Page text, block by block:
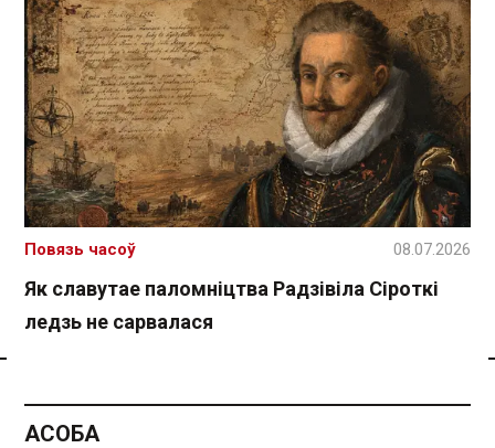
Як славутае паломніцтва Радзівіла Сіроткі
ледзь не сарвалася
Повязь часоў 08.07.2026
АСОБА